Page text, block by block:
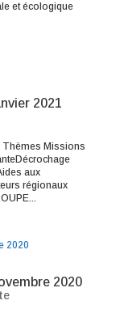
et écologique
2021
Thèmes Missions
aux
régionaux
2020